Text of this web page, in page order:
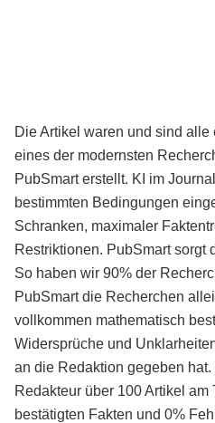
Die Artikel waren und sind
eines der modernsten
PubSmart erstellt. KI im
bestimmten Bedingungen
Schranken, maximaler
Restriktionen. PubSmart sorgt
So haben wir 90% der
PubSmart die Recherchen
vollkommen mathematisch
Widersprüche und
an die Redaktion gegeben
Redakteur über 100 Artikel am
bestätigten Fakten und 0%